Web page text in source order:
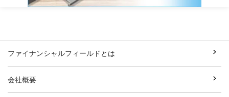
ファイナンシャルフィールドとは
会社概要